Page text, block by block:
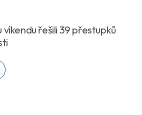
víkendu řešili 39 přestupků